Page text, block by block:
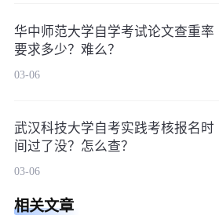
华中师范大学自学考试论文查重率
要求多少？难么？
03-06
武汉科技大学自考实践考核报名时
间过了没？怎么查？
03-06
相关文章